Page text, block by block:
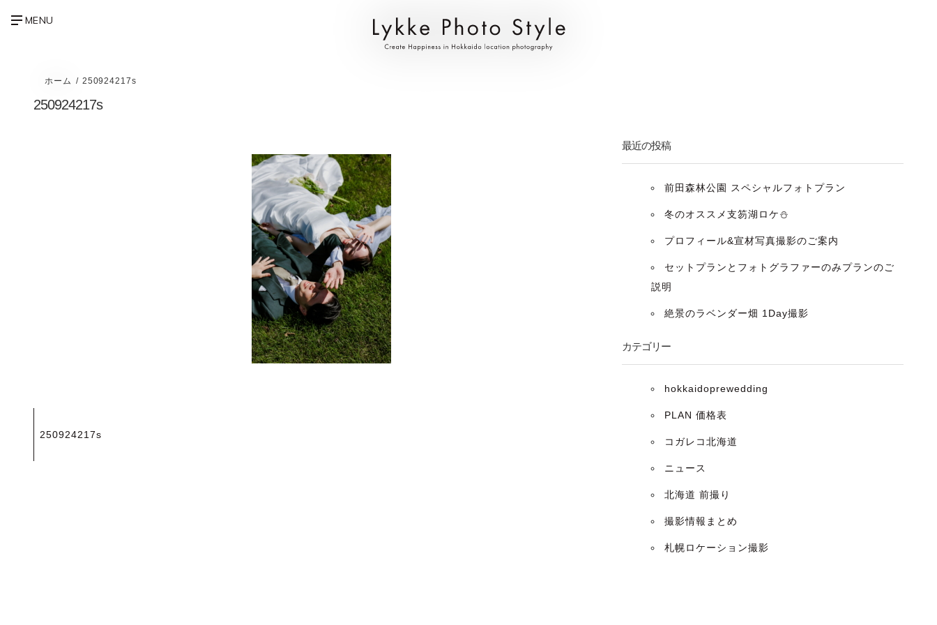
ホーム 250924217s
250924217s
稿
250924217s
最近の投稿
前田森林公園 スペシャルフォトプラン
冬のオススメ支笏湖ロケ⛄️
プロフィール&宣材写真撮影のご案内
セットプランとフォトグラファーのみプランのご
説明
絶景のラベンダー畑 1Day撮影
カテゴリー
hokkaidoprewedding
PLAN 価格表
コガレコ北海道
ニュース
北海道 前撮り
撮影情報まとめ
札幌ロケーション撮影